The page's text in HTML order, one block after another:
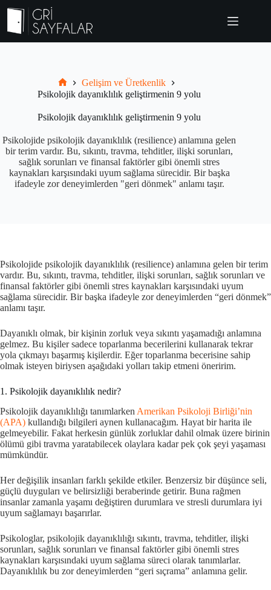
content
Grisayfalar.com
Gelişim ve Üretkenlik
Psikolojik dayanıklılık geliştirmenin 9 yolu
Psikolojik dayanıklılık geliştirmenin 9 yolu
Psikolojide psikolojik dayanıklılık (resilience) anlamına gelen
bir terim vardır. Bu, sıkıntı, travma, tehditler, ilişki sorunları,
sağlık sorunları ve finansal faktörler gibi önemli stres
kaynakları karşısındaki uyum sağlama sürecidir. Bir başka
ifadeyle zor deneyimlerden "geri dönmek" anlamı taşır.
Psikolojide psikolojik dayanıklılık (resilience) anlamına gelen bir terim
vardır. Bu, sıkıntı, travma, tehditler, ilişki sorunları, sağlık sorunları ve
finansal faktörler gibi önemli stres kaynakları karşısındaki uyum
sağlama sürecidir. Bir başka ifadeyle zor deneyimlerden “geri dönmek”
anlamı taşır.
Dayanıklı olmak, bir kişinin zorluk veya sıkıntı yaşamadığı anlamına
gelmez. Bu kişiler sadece toparlanma becerilerini kullanarak tekrar
yola çıkmayı başarmış kişilerdir. Eğer toparlanma becerisine sahip
olmak isteyen biriysen aşağıdaki yolları takip etmeni öneririm.
1. Psikolojik dayanıklılık nedir?
Psikolojik dayanıklılığı tanımlarken Amerikan Psikoloji Birliği’nin
(APA) kullandığı bilgileri aynen kullanacağım. Hayat bir harita ile
gelmeyebilir. Fakat herkesin günlük zorluklar dahil olmak üzere birinin
ölümü gibi travma yaratabilecek olaylara kadar pek çok şeyi yaşaması
mümkündür.
Her değişilik insanları farklı şekilde etkiler. Benzersiz bir düşünce seli,
güçlü duyguları ve belirsizliği beraberinde getirir. Buna rağmen
insanlar zamanla yaşamı değiştiren durumlara ve stresli durumlara iyi
uyum sağlamayı başarırlar.
Psikologlar, psikolojik dayanıklılığı sıkıntı, travma, tehditler, ilişki
sorunları, sağlık sorunları ve finansal faktörler gibi önemli stres
kaynakları karşısındaki uyum sağlama süreci olarak tanımlarlar.
Dayanıklılık bu zor deneyimlerden “geri sıçrama” anlamına gelir.